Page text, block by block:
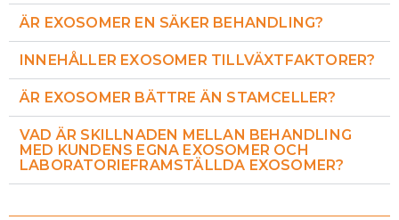
ÄR EXOSOMER EN SÄKER BEHANDLING?
INNEHÅLLER EXOSOMER TILLVÄXTFAKTORER?
ÄR EXOSOMER BÄTTRE ÄN STAMCELLER?
VAD ÄR SKILLNADEN MELLAN BEHANDLING
MED KUNDENS EGNA EXOSOMER OCH
LABORATORIEFRAMSTÄLLDA EXOSOMER?